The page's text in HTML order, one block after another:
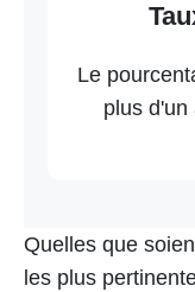
Le
plus d'un
Quelles que
les plus